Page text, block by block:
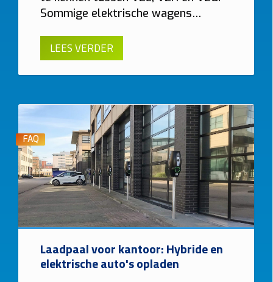
Sommige elektrische wagens…
LEES VERDER
FAQ
Laadpaal voor kantoor: Hybride en
elektrische auto's opladen